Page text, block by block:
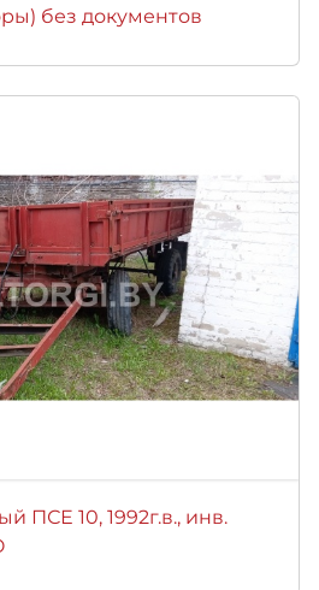
без документов
ПСЕ 10, 1992г.в., инв.